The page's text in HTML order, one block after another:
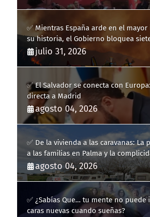
✅ Mientras España arde en el
su historia, el Gobierno bloquea
hidroaviones por "ahorrarse" dinero
julio 31, 2026
✅ El Salvador se conecta con
directa a Madrid
agosto 04, 2026
✅ De la vivienda a las caravanas: La
a las familias en Palma y la
fracaso heredado
agosto 04, 2026
✅ ¿Sabías Que… tu mente no puede
caras nuevas cuando sueñas?